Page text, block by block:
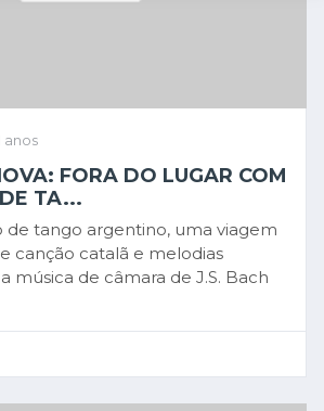
anos
FORA DO LUGAR COM
TA...
de tango argentino, uma viagem
canção catalã e melodias
música de câmara de J.S. Bach